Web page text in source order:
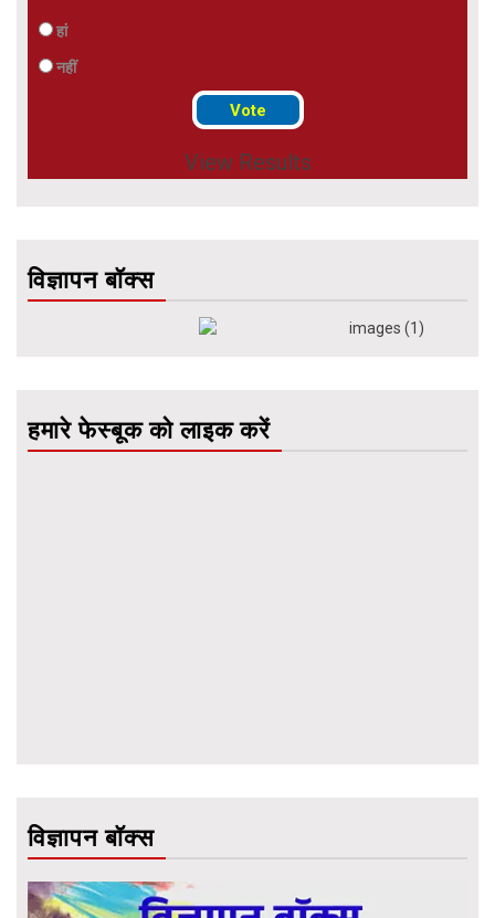
हां
नहीं
View Results
विज्ञापन बॉक्स
हमारे फेस्बूक को लाइक करें
विज्ञापन बॉक्स